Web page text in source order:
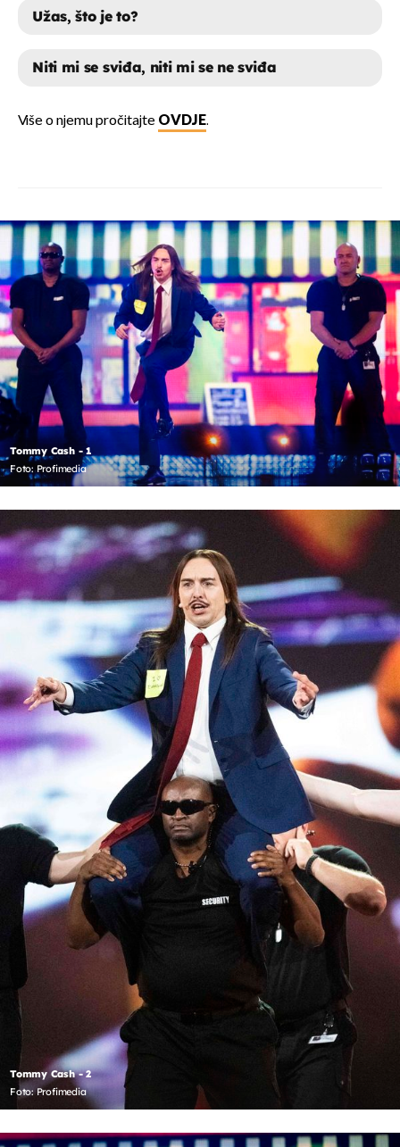
Užas, što je to?
Niti mi se sviđa, niti mi se ne sviđa
MA TOP, PJESMA JE PRAVI HIT!
SVIĐA
Više o njemu pročitajte OVDJE.
Tommy Cash - 1
Foto: Profimedia
Tommy Cash - 2
Foto: Profimedia